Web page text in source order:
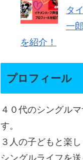
タ
一
を紹介！
プロフィール
４０代のシングル
す。
３人の子どもと楽し